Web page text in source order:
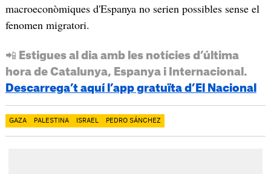
macroeconòmiques d'Espanya no serien possibles sense el
fenomen migratori.
📲 Estigues al dia amb les notícies d’última
hora de Catalunya, Espanya i Internacional.
Descarrega’t aquí l’app gratuïta d’El Nacional
GAZA PALESTINA ISRAEL PEDRO SÁNCHEZ